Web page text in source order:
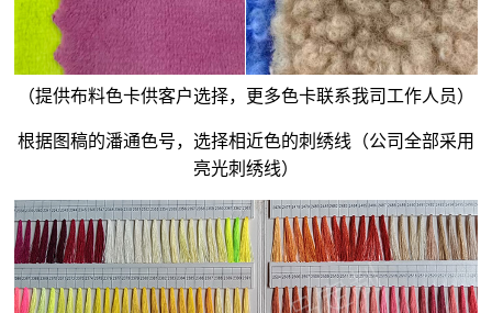
（提供布料色卡供客户选择，更多色卡联系我司工作人员）
根据图稿的潘通色号，选择相近色的刺绣线（公司全部采用
亮光刺绣线）